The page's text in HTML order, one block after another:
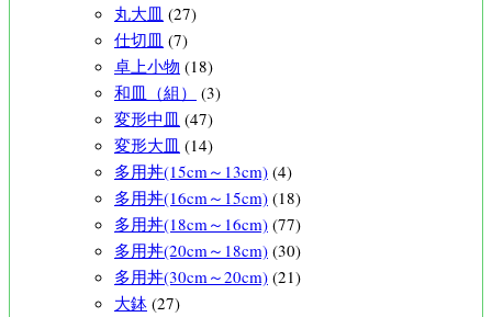
丸大皿 (27)
仕切皿 (7)
卓上小物 (18)
和皿（組）
(3)
変形中皿 (47)
変形大皿 (14)
多用丼(15cm～13cm) (4)
多用丼(16cm～15cm) (18)
多用丼(18cm～16cm) (77)
多用丼(20cm～18cm) (30)
多用丼(30cm～20cm) (21)
大鉢 (27)